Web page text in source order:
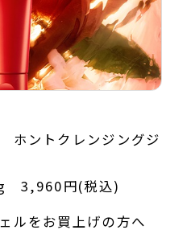
ントクレンジングジ
3,960円(税込)
ルをお買上げの方へ